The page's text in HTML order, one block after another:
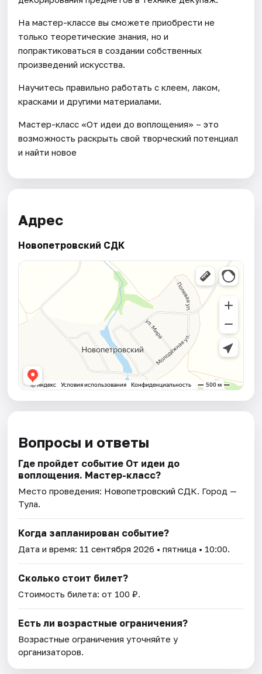
На мастер-классе вы сможете приобрести не
только теоретические знания, но и
попрактиковаться в создании собственных
произведений искусства.
Научитесь правильно работать с клеем, лаком,
красками и другими материалами.
Мастер-класс «От идеи до воплощения» – это
возможность раскрыть свой творческий потенциал
и найти новое
Адрес
Новопетровский СДК
Вопросы и ответы
Где пройдет событие От идеи до
воплощения. Мастер-класс?
Место проведения: Новопетровский СДК. Город —
Тула.
Когда запланирован событие?
Дата и время: 11 сентября 2026 • пятница • 10:00.
Сколько стоит билет?
Стоимость билета: от 100 ₽.
Есть ли возрастные ограничения?
Возрастные ограничения уточняйте у
организаторов.